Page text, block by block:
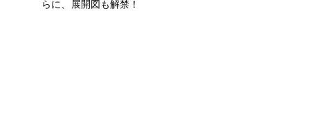
らに、展開図も解禁！